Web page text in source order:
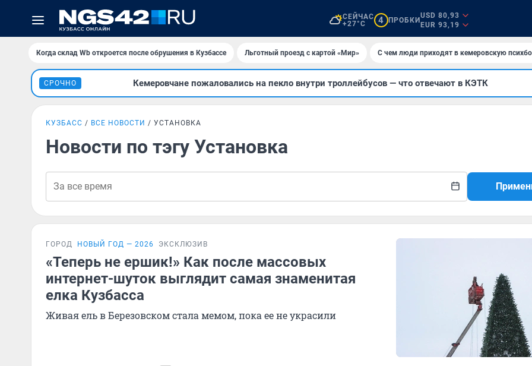
СЕЙЧАС
+27°C
4 ПРОБКИ
USD 80,93
EUR 93,19
Когда склад Wb откроется после обрушения в Кузбассе Льготный проезд с картой «Мир» С чем люди приходят в кемеровскую
СРОЧНО Кемеровчане пожаловались на пекло внутри троллейбусов — что отвечают в КЭТК
КУЗБАСС ВСЕ НОВОСТИ УСТАНОВКА
Новости по тэгу Установка
ГОРОД НОВЫЙ ГОД — 2026 ЭКСКЛЮЗИВ
«Теперь не ершик!» Как после массовых
интернет-шуток выглядит самая знаменитая
елка Кузбасса
Живая ель в Березовском стала мемом, пока ее не украсили